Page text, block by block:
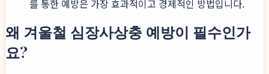
를 통한 예방은 가장 효과적이고 경제적인 방법입니다.
왜 겨울철 심장사상충 예방이 필수인가
요?